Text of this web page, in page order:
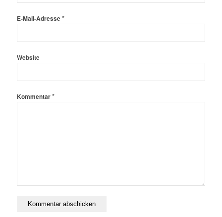
E-Mail-Adresse*
Website
Kommentar*